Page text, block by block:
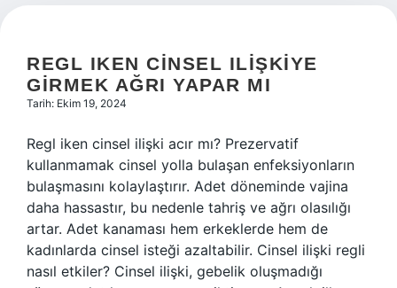
REGL IKEN CINSEL ILIŞKIYE
GIRMEK AĞRI YAPAR MI
Tarih: Ekim 19, 2024
Regl iken cinsel ilişki acır mı? Prezervatif
kullanmamak cinsel yolla bulaşan enfeksiyonların
bulaşmasını kolaylaştırır. Adet döneminde vajina
daha hassastır, bu nedenle tahriş ve ağrı olasılığı
artar. Adet kanaması hem erkeklerde hem de
kadınlarda cinsel isteği azaltabilir. Cinsel ilişki regli
nasıl etkiler? Cinsel ilişki, gebelik oluşmadığı